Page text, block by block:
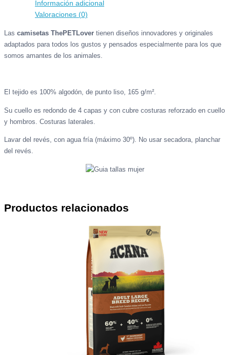
Información adicional
Valoraciones (0)
Las camisetas ThePETLover tienen diseños innovadores y originales
adaptados para todos los gustos y pensados especialmente para los que
somos amantes de los animales.
El tejido es 100% algodón, de punto liso, 165 g/m².
Su cuello es redondo de 4 capas y con cubre costuras reforzado en cuello
y hombros. Costuras laterales.
Lavar del revés, con agua fría (máximo 30º). No usar secadora, planchar
del revés.
Productos relacionados